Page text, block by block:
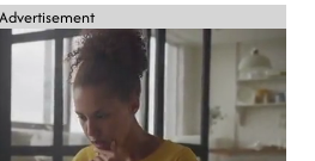
Advertisement